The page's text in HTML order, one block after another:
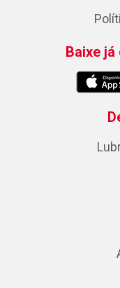
Baixe já